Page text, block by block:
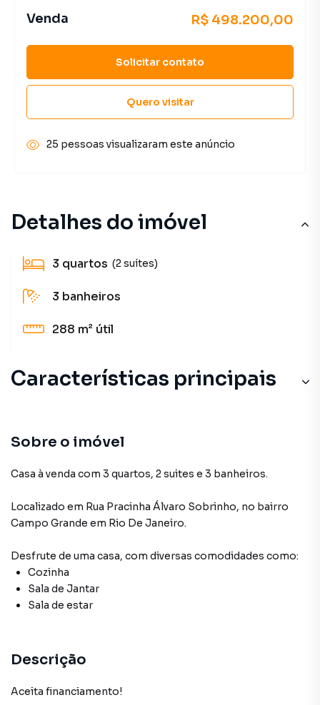
Detalhes do imóvel
3 quartos (2 suítes)
3 banheiros
288 m² útil
Características principais
Sala de Jantar
Sala de estar
Sobre o imóvel
Casa à venda com 3 quartos, 2 suites e 3 banheiros.
Localizado em Rua Pracinha Álvaro Sobrinho, no bairro
Campo Grande em Rio De Janeiro.
Desfrute de uma casa, com diversas comodidades como:
Cozinha
Sala de Jantar
Sala de estar
Descrição
Aceita financiamento!
Venda R$ 498.200,00
Solicitar contato
Quero visitar
25 pessoas visualizaram este anúncio